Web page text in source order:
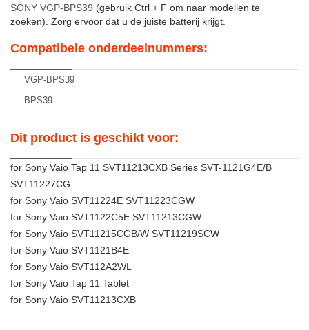
SONY VGP-BPS39 (gebruik Ctrl + F om naar modellen te
zoeken). Zorg ervoor dat u de juiste batterij krijgt.
Compatibele onderdeelnummers:
VGP-BPS39
BPS39
Dit product is geschikt voor:
for Sony Vaio Tap 11 SVT11213CXB Series SVT-1121G4E/B
SVT11227CG
for Sony Vaio SVT11224E SVT11223CGW
for Sony Vaio SVT1122C5E SVT11213CGW
for Sony Vaio SVT11215CGB/W SVT11219SCW
for Sony Vaio SVT1121B4E
for Sony Vaio SVT112A2WL
for Sony Vaio Tap 11 Tablet
for Sony Vaio SVT11213CXB